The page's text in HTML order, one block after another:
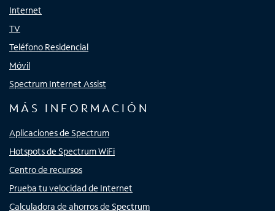
Internet
TV
Teléfono Residencial
Móvil
Spectrum Internet Assist
MÁS INFORMACIÓN
Aplicaciones de Spectrum
Hotspots de Spectrum WiFi
Centro de recursos
Prueba tu velocidad de Internet
Calculadora de ahorros de Spectrum